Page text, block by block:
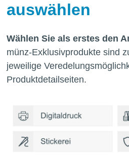
auswählen
Wählen Sie als erstes den
münz-Exklusivprodukte sind
jeweilige
Produktdetailseiten.